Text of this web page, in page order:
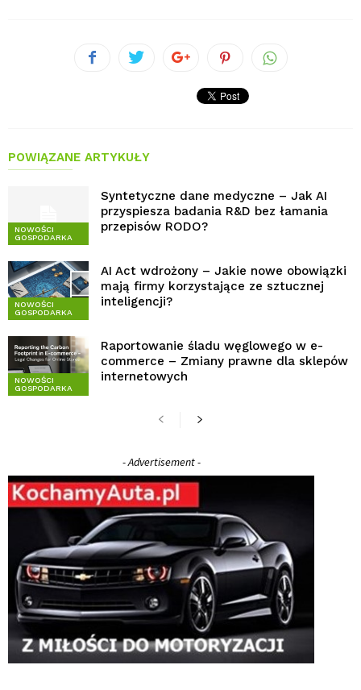
POWIĄZANE ARTYKUŁY
NOWOŚCI
GOSPODARKA
Syntetyczne dane medyczne – Jak AI
przyspiesza badania R&D bez łamania
przepisów RODO?
NOWOŚCI
GOSPODARKA
AI Act wdrożony – Jakie nowe obowiązki
mają firmy korzystające ze sztucznej
inteligencji?
NOWOŚCI
GOSPODARKA
Raportowanie śladu węglowego w e-
commerce – Zmiany prawne dla sklepów
internetowych
- Advertisement -